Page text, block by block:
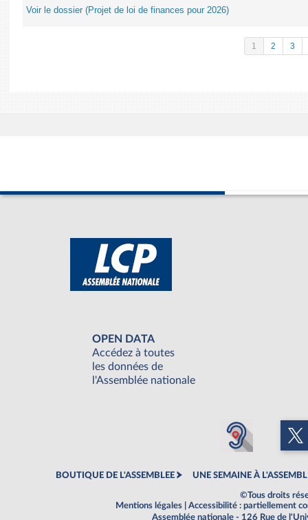
Voir le dossier (Projet de loi de finances pour 2026)
1 2 3
OPEN DATA
Accédez à toutes
les données de
l'Assemblée nationale
BOUTIQUE DE L'ASSEMBLEE UNE SEMAINE À
©Tous droits
Mentions légales
Accessibilité : partiellement
Assemblée nationale - 126 Rue de